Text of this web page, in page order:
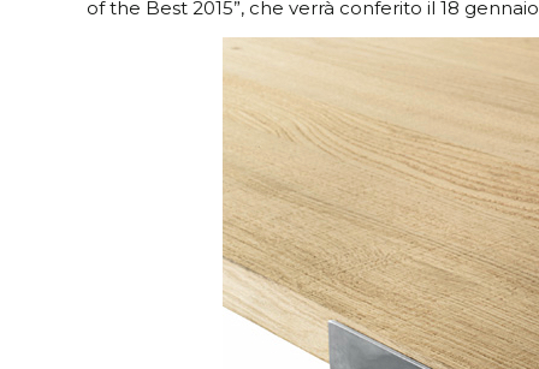
of the Best 2015”, che verrà conferito il 18